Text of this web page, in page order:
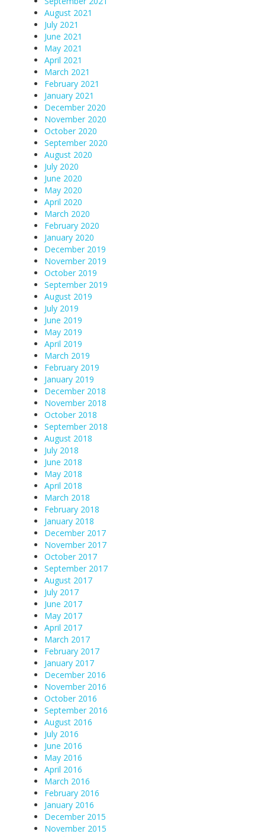
August 2021
July 2021
June 2021
May 2021
April 2021
March 2021
February 2021
January 2021
December 2020
November 2020
October 2020
September 2020
August 2020
July 2020
June 2020
May 2020
April 2020
March 2020
February 2020
January 2020
December 2019
November 2019
October 2019
September 2019
August 2019
July 2019
June 2019
May 2019
April 2019
March 2019
February 2019
January 2019
December 2018
November 2018
October 2018
September 2018
August 2018
July 2018
June 2018
May 2018
April 2018
March 2018
February 2018
January 2018
December 2017
November 2017
October 2017
September 2017
August 2017
July 2017
June 2017
May 2017
April 2017
March 2017
February 2017
January 2017
December 2016
November 2016
October 2016
September 2016
August 2016
July 2016
June 2016
May 2016
April 2016
March 2016
February 2016
January 2016
December 2015
November 2015